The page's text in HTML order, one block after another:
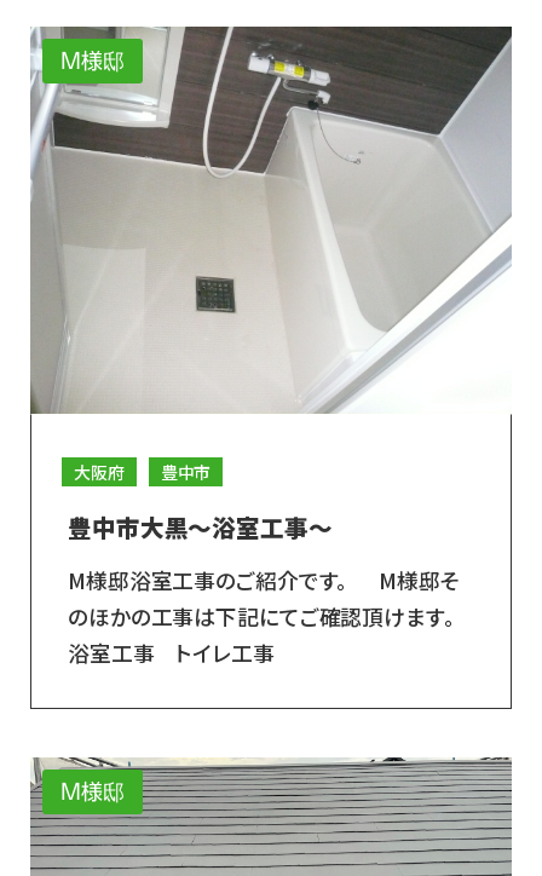
M様邸
大阪府 豊中市
豊中市大黒～浴室工事～
M様邸浴室工事のご紹介です。 M様邸そ
のほかの工事は下記にてご確認頂けます。
浴室工事 トイレ工事
M様邸